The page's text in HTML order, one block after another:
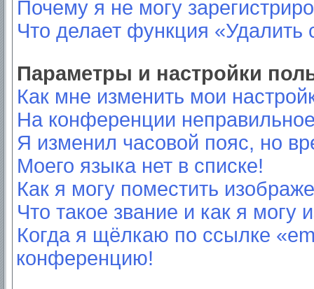
Почему я не могу
Что делает функция
Параметры и настройки
Как мне изменить мои
На конференции
Я изменил часовой пояс, но
Моего языка нет в списке!
Как я могу поместить
Что такое звание и как я могу
Когда я щёлкаю по ссылке
конференцию!